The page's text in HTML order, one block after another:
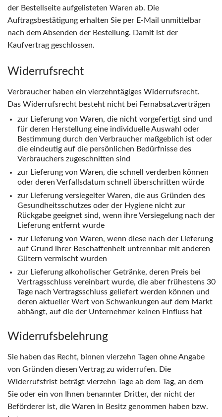
der Bestellseite aufgelisteten Waren ab. Die
Auftragsbestätigung erhalten Sie per E-Mail unmittelbar
nach dem Absenden der Bestellung. Damit ist der
Kaufvertrag geschlossen.
Widerrufsrecht
Verbraucher haben ein vierzehntägiges Widerrufsrecht.
Das Widerrufsrecht besteht nicht bei Fernabsatzverträgen
zur Lieferung von Waren, die nicht vorgefertigt sind und
für deren Herstellung eine individuelle Auswahl oder
Bestimmung durch den Verbraucher maßgeblich ist oder
die eindeutig auf die persönlichen Bedürfnisse des
Verbrauchers zugeschnitten sind
zur Lieferung von Waren, die schnell verderben können
oder deren Verfallsdatum schnell überschritten würde
zur Lieferung versiegelter Waren, die aus Gründen des
Gesundheitsschutzes oder der Hygiene nicht zur
Rückgabe geeignet sind, wenn ihre Versiegelung nach der
Lieferung entfernt wurde
zur Lieferung von Waren, wenn diese nach der Lieferung
auf Grund ihrer Beschaffenheit untrennbar mit anderen
Gütern vermischt wurden
zur Lieferung alkoholischer Getränke, deren Preis bei
Vertragsschluss vereinbart wurde, die aber frühestens 30
Tage nach Vertragsschluss geliefert werden können und
deren aktueller Wert von Schwankungen auf dem Markt
abhängt, auf die der Unternehmer keinen Einfluss hat
Widerrufsbelehrung
Sie haben das Recht, binnen vierzehn Tagen ohne Angabe
von Gründen diesen Vertrag zu widerrufen. Die
Widerrufsfrist beträgt vierzehn Tage ab dem Tag, an dem
Sie oder ein von Ihnen benannter Dritter, der nicht der
Beförderer ist, die Waren in Besitz genommen haben bzw.